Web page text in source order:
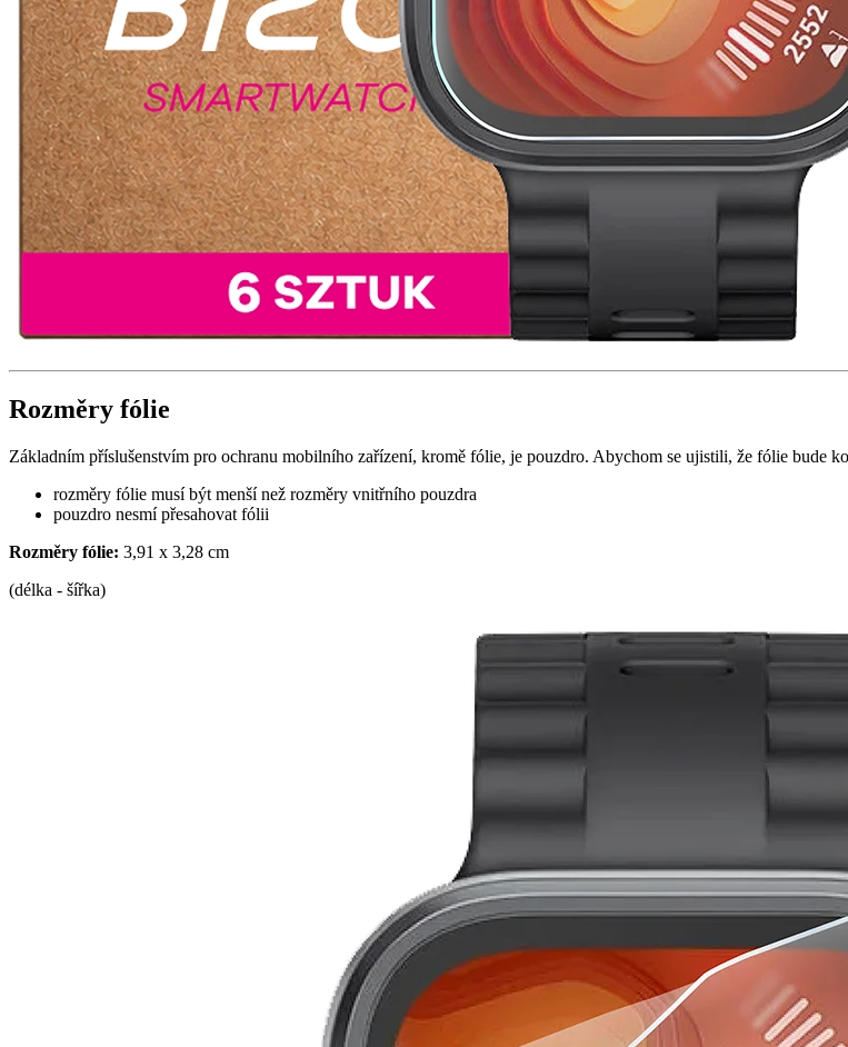
Rozměry fólie
Základním příslušenstvím pro ochranu mobilního zařízení, kromě fólie, je pouzdro. Abychom se ujistili, že fólie bude
rozměry fólie musí být menší než rozměry vnitřního pouzdra
pouzdro nesmí přesahovat fólii
Rozměry fólie: 3,91 x 3,28 cm
(délka - šířka)